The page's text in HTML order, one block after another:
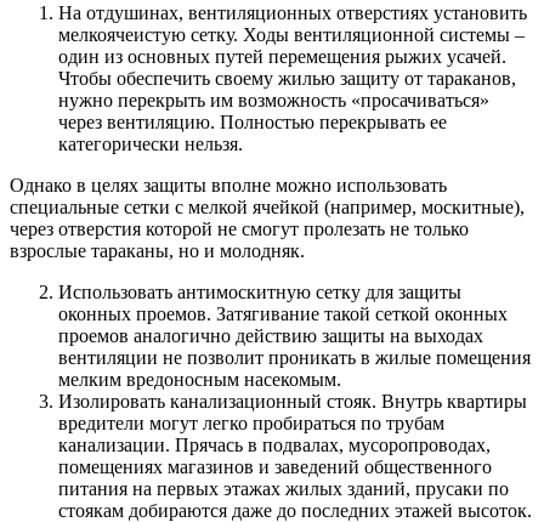
На отдушинах, вентиляционных отверстиях установить
мелкоячеистую сетку. Ходы вентиляционной системы –
один из основных путей перемещения рыжих усачей.
Чтобы обеспечить своему жилью защиту от тараканов,
нужно перекрыть им возможность «просачиваться»
через вентиляцию. Полностью перекрывать ее
категорически нельзя.
Однако в целях защиты вполне можно использовать
специальные сетки с мелкой ячейкой (например, москитные),
через отверстия которой не смогут пролезать не только
взрослые тараканы, но и молодняк.
Использовать антимоскитную сетку для защиты
оконных проемов. Затягивание такой сеткой оконных
проемов аналогично действию защиты на выходах
вентиляции не позволит проникать в жилые помещения
мелким вредоносным насекомым.
Изолировать канализационный стояк. Внутрь квартиры
вредители могут легко пробираться по трубам
канализации. Прячась в подвалах, мусоропроводах,
помещениях магазинов и заведений общественного
питания на первых этажах жилых зданий, прусаки по
стоякам добираются даже до последних этажей высоток.